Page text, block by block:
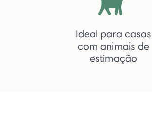
Ideal para casas
com animais de
estimação